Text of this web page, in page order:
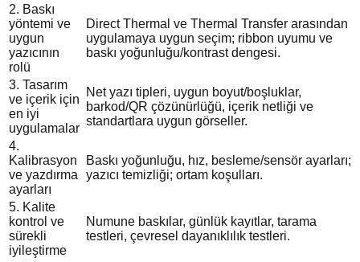
2. Baskı
yöntemi ve
uygun
yazıcının
rolü
Direct Thermal ve Thermal Transfer arasından
uygulamaya uygun seçim; ribbon uyumu ve
baskı yoğunluğu/kontrast dengesi.
3. Tasarım
ve içerik için
en iyi
uygulamalar
Net yazı tipleri, uygun boyut/boşluklar,
barkod/QR çözünürlüğü, içerik netliği ve
standartlara uygun görseller.
4.
Kalibrasyon
ve yazdırma
ayarları
Baskı yoğunluğu, hız, besleme/sensör ayarları;
yazıcı temizliği; ortam koşulları.
5. Kalite
kontrol ve
sürekli
iyileştirme
Numune baskılar, günlük kayıtlar, tarama
testleri, çevresel dayanıklılık testleri.